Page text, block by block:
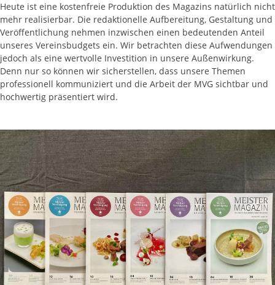
Heute ist eine kostenfreie Produktion des Magazins natürlich nicht
mehr realisierbar. Die redaktionelle Aufbereitung, Gestaltung und
Veröffentlichung nehmen inzwischen einen bedeutenden Anteil
unseres Vereinsbudgets ein. Wir betrachten diese Aufwendungen
jedoch als eine wertvolle Investition in unsere Außenwirkung.
Denn nur so können wir sicherstellen, dass unsere Themen
professionell kommuniziert und die Arbeit der MVG sichtbar und
hochwertig präsentiert wird.